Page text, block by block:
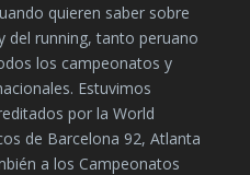
quieren saber sobre
del running, tanto peruano
los campeonatos y
Estuvimos
por la World
de Barcelona 92, Atlanta
a los Campeonatos